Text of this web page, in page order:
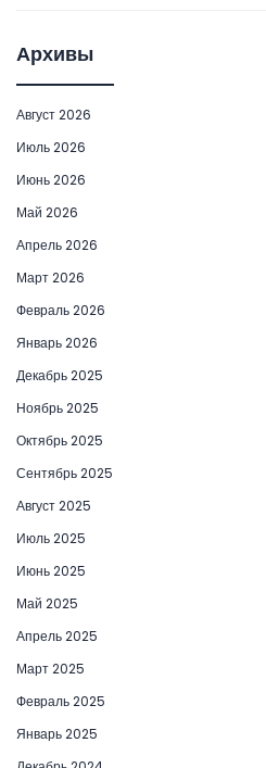
Архивы
Август 2026
Июль 2026
Июнь 2026
Май 2026
Апрель 2026
Март 2026
Февраль 2026
Январь 2026
Декабрь 2025
Ноябрь 2025
Октябрь 2025
Сентябрь 2025
Август 2025
Июль 2025
Июнь 2025
Май 2025
Апрель 2025
Март 2025
Февраль 2025
Январь 2025